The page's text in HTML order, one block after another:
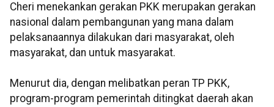
Cheri menekankan gerakan PKK merupakan gerakan
nasional dalam pembangunan yang mana dalam
pelaksanaannya dilakukan dari masyarakat, oleh
masyarakat, dan untuk masyarakat.
Menurut dia, dengan melibatkan peran TP PKK,
program-program pemerintah ditingkat daerah akan